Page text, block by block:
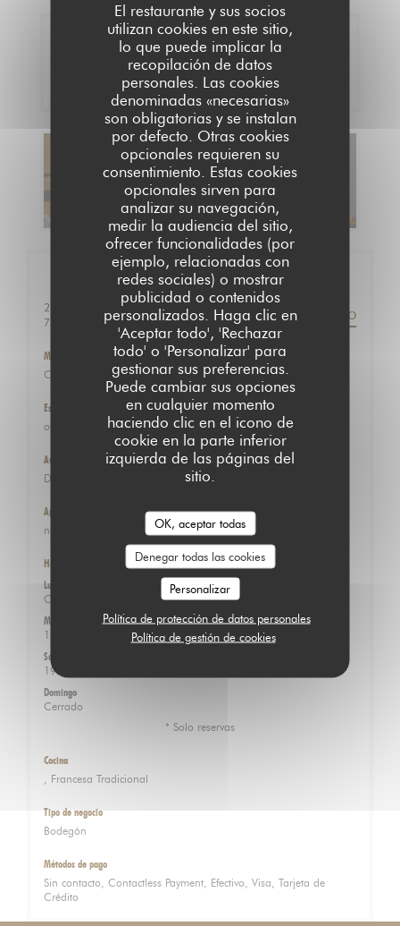
El restaurante y sus socios
utilizan cookies en este sitio,
lo que puede implicar la
recopilación de datos
personales. Las cookies
denominadas «necesarias»
son obligatorias y se instalan
por defecto. Otras cookies
opcionales requieren su
consentimiento. Estas cookies
opcionales sirven para
analizar su navegación,
medir la audiencia del sitio,
ofrecer funcionalidades (por
ejemplo, relacionadas con
redes sociales) o mostrar
publicidad o contenidos
personalizados. Haga clic en
'Aceptar todo', 'Rechazar
todo' o 'Personalizar' para
gestionar sus preferencias.
Puede cambiar sus opciones
en cualquier momento
haciendo clic en el icono de
cookie en la parte inferior
izquierda de las páginas del
sitio.
OK, aceptar todas
Denegar todas las cookies
Personalizar
Política de protección de datos personales
Política de gestión de cookies
Reserva
RESERVAR UNA MESA
Carta
DESCUBRIR NUESTRA CARTA
Información general
22 rue desnouettes
75015 Paris
((abre en una nueva ventana)) ITINERARIO
Metro
Convention
Estación de bicicletas
oui
Autobús
Desnouettes
Aparcamiento
non
Horario de apertura
Lunes
Cerrado
Mar
19:00 - 22:30 *
Sábado
19:00 - 22:30 *
Domingo
Cerrado
* Solo reservas
Cocina
, Francesa Tradicional
Tipo de negocio
Bodegón
Métodos de pago
Sin contacto, Contactless Payment, Efectivo, Visa, Tarjeta de
Crédito